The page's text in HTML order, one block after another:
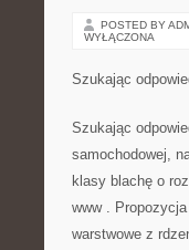
POSTED BY
WYŁĄCZONA
Szukając
Szukając
samochodowej,
klasy blachę o
www .
warstwowe z